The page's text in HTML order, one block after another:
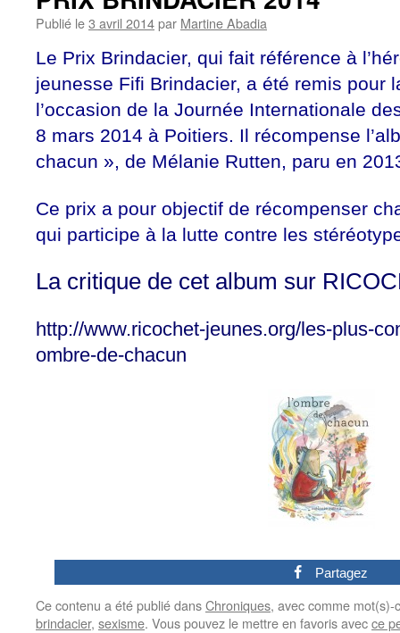
Publié le3 avril 2014par Martine Abadia
Le Prix Brindacier, qui fait référence à
jeunesse Fifi Brindacier, a été remis pour
l’occasion de la Journée Internationale
8 mars 2014 à Poitiers. Il récompense
chacun », de Mélanie Rutten, paru en
Ce prix a pour objectif de récompenser
qui participe à la lutte contre les
La critique de cet album sur
http://www.ricochet-jeunes.org/les-plus-
ombre-de-chacun
Partagez
Ce contenu a été publié dansChroniques, avec comme
brindacier, sexisme. Vous pouvez le mettre en favoris avecce